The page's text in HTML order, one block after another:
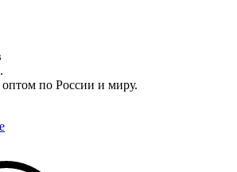
по России и миру.